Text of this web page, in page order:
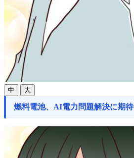
中 大
燃料電池、AI電力問題解決に期待